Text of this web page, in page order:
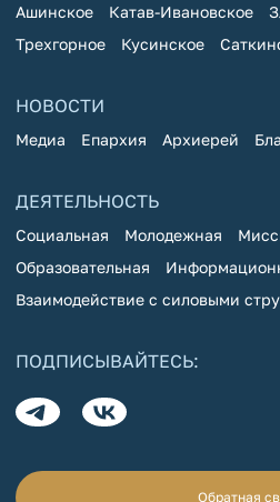
Ашинское Катав-Ивановское
Трехгорное
Кусинское
НОВОСТИ
Медиа Епархия Архиерей
ДЕЯТЕЛЬНОСТЬ
Социальная Молодежная
Образовательная
Взаимодействие с силовыми
ПОДПИСЫВАЙТЕСЬ:
Обратная